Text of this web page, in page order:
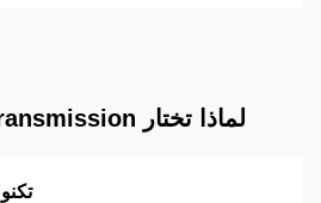
لماذا تختار Yonghang Transmission